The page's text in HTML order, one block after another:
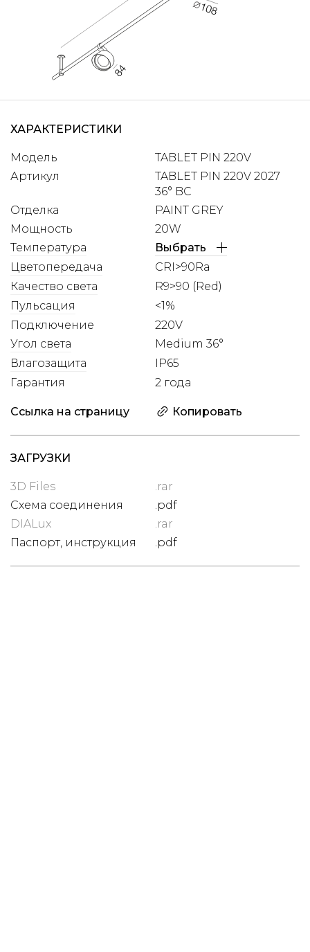
ХАРАКТЕРИСТИКИ
Артикул
TABLET PIN 220V 2027
36° BC
Угол света Medium 36°
Модель TABLET PIN 220V
Отделка
PAINT GREY
Мощность
20W
Пульсация
<1%
Подключение
220V
Цветопередача
CRI>90Ra
Качество света
R9>90 (Red)
Влагозащита IP65
Температура Выбрать
Гарантия 2 года
Ссылка на страницу Копировать
ЗАГРУЗКИ
3D Files
.rar
Схема соединения
.pdf
DIALux
.rar
Паспорт, инструкция
.pdf